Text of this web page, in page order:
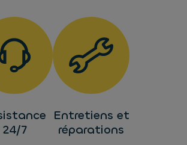
24/7
Entretiens et
réparations